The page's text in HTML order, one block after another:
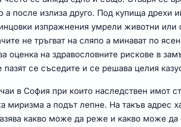
после излиза друго. Под купища дрехи
изпражнения умрели животни
не тръгват на сляпо а минават по
оценка на здравословните рискове в
пазят се съседите и се решава целия
в София при които наследствен имот
миризма а подът лепне. На такъв адрес
какво може да реже и какво може да